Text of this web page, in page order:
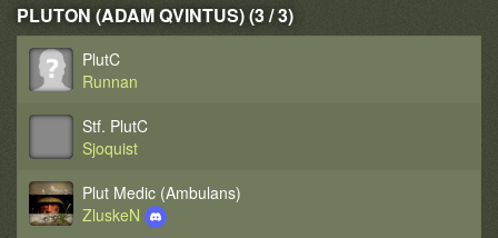
PLUTON (ADAM QVINTUS) (3 / 3)
PlutC
Runnan
Stf. PlutC
Sjoquist
Plut Medic (Ambulans)
ZluskeN